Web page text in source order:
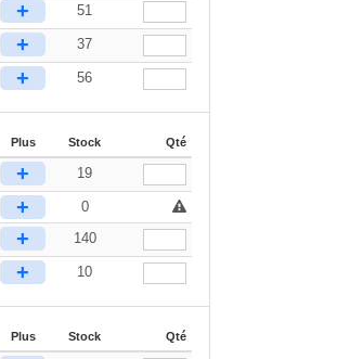
+ 51
+ 37
+ 56
Plus Stock Qté
+ 19
+
0
+ 140
+ 10
Plus Stock Qté